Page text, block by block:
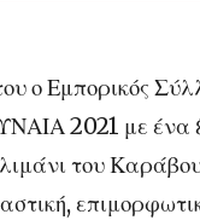
ο Εμπορικός
2021 με ένα
του